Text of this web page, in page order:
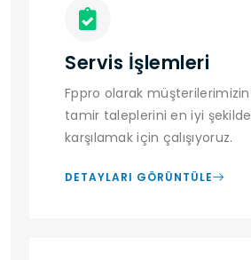
Servis İşlemleri
Fppro olarak müşterilerimizin
tamir taleplerini en iyi şekilde
karşılamak için çalışıyoruz.
DETAYLARI GÖRÜNTÜLE